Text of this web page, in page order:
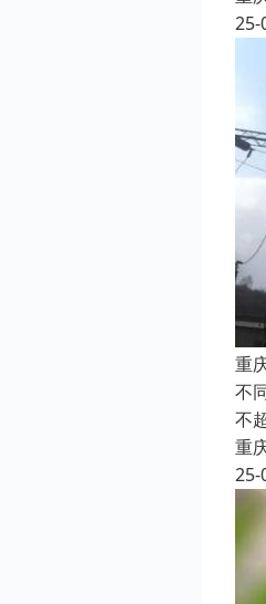
25-
重
不
不
重
25-